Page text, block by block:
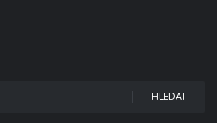
HLEDAT